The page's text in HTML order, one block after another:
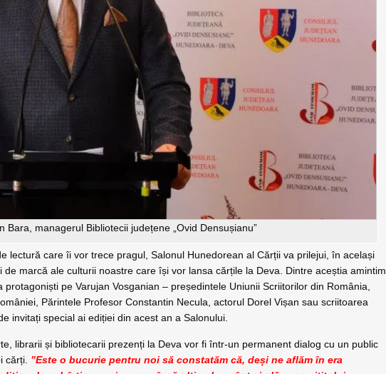
Bara, managerul Bibliotecii județene „Ovid Densușianu”
lectură care îi vor trece pragul, Salonul Hunedorean al Cărții va prilejui, în același
marcă ale culturii noastre care își vor lansa cărțile la Deva. Dintre aceștia amintim
pe Varujan Vosganian – președintele Uniunii Scriitorilor din România,
Părintele Profesor Constantin Necula, actorul Dorel Vișan sau scriitoarea
invitați special ai ediției din acest an a Salonului.
librarii și bibliotecarii prezenți la Deva vor fi într-un permanent dialog cu un public
cărți. ”Este o bucurie pentru noi să constatăm că, deși ne aflăm în era